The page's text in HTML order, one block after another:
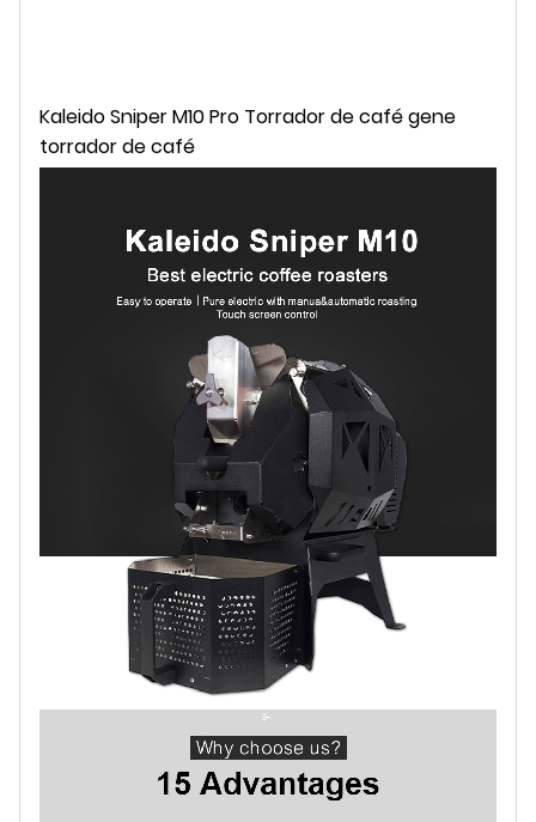
Kaleido Sniper M10 Pro Torrador de café gene
torrador de café